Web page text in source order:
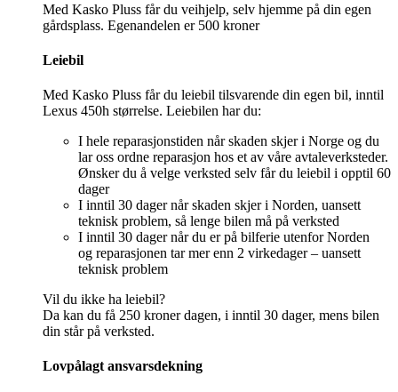
Med Kasko Pluss får du veihjelp, selv hjemme på din egen
gårdsplass. Egenandelen er 500 kroner
Leiebil
Med Kasko Pluss får du leiebil tilsvarende din egen bil, inntil
Lexus 450h størrelse. Leiebilen har du:
I hele reparasjons­tiden når skaden skjer i Norge og du
lar oss ordne reparasjon hos et av våre avtaleverksteder.
Ønsker du å velge verksted selv får du leiebil i opptil 60
dager
I inntil 30 dager når skaden skjer i Norden, uansett
teknisk problem, så lenge bilen må på verksted
I inntil 30 dager når du er på bilferie utenfor Norden
og reparasjonen tar mer enn 2 virkedager – uansett
teknisk problem
Vil du ikke ha leiebil?
Da kan du få 250 kroner dagen, i inntil 30 dager, mens bilen
din står på verksted.
Lovpålagt ansvarsdekning